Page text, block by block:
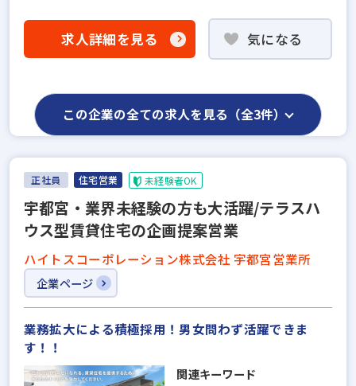
求人詳細を見る 気になる
この企業の全ての求人を見る（全3件）
正社員 住宅営業 未経験者OK
宇都宮・業界未経験の方も大活躍/テラスハ
ウス型賃貸住宅の企画提案営業
ハイトスコーポレーション株式会社 宇都宮営業所
企業ページ
業務拡大による積極採用！男女問わず活躍できま
す！！
関連キーワード